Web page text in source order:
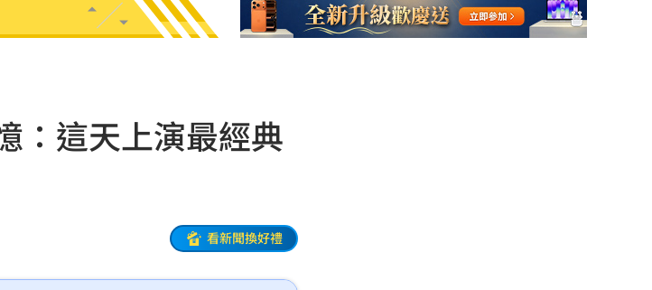
：這天上演最經典
看新聞換好禮